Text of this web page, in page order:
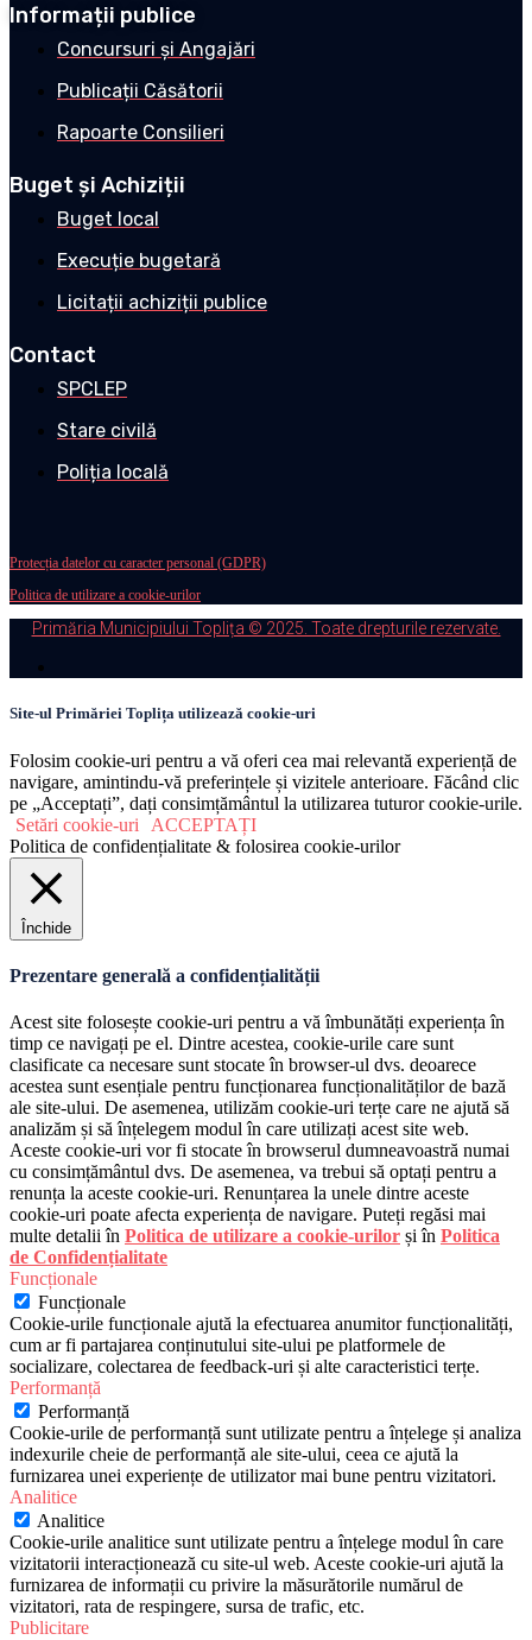
Informații publice
Concursuri și Angajări
Publicații Căsătorii
Rapoarte Consilieri
Buget și Achiziții
Buget local
Execuție bugetară
Licitații achiziții publice
Contact
SPCLEP
Stare civilă
Poliția locală
Protecția datelor cu caracter personal (GDPR)
Politica de utilizare a cookie-urilor
Primăria Municipiului Toplița © 2025. Toate drepturile rezervate.
Site-ul Primăriei Toplița utilizează cookie-uri
Folosim cookie-uri pentru a vă oferi cea mai relevantă experiență de
navigare, amintindu-vă preferințele și vizitele anterioare. Făcând clic
pe „Acceptați”, dați consimțământul la utilizarea tuturor cookie-urile.
Setări cookie-uri
ACCEPTAȚI
Politica de confidențialitate & folosirea cookie-urilor
Închide
Prezentare generală a confidențialității
Acest site folosește cookie-uri pentru a vă îmbunătăți experiența în
timp ce navigați pe el. Dintre acestea, cookie-urile care sunt
clasificate ca necesare sunt stocate în browser-ul dvs. deoarece
acestea sunt esențiale pentru funcționarea funcționalităților de bază
ale site-ului. De asemenea, utilizăm cookie-uri terțe care ne ajută să
analizăm și să înțelegem modul în care utilizați acest site web.
Aceste cookie-uri vor fi stocate în browserul dumneavoastră numai
cu consimțământul dvs. De asemenea, va trebui să optați pentru a
renunța la aceste cookie-uri. Renunțarea la unele dintre aceste
cookie-uri poate afecta experiența de navigare. Puteți regăsi mai
multe detalii în Politica de utilizare a cookie-urilor și în Politica
de Confidențialitate
Funcționale
Funcționale
Cookie-urile funcționale ajută la efectuarea anumitor funcționalități,
cum ar fi partajarea conținutului site-ului pe platformele de
socializare, colectarea de feedback-uri și alte caracteristici terțe.
Performanță
Performanță
Cookie-urile de performanță sunt utilizate pentru a înțelege și analiza
indexurile cheie de performanță ale site-ului, ceea ce ajută la
furnizarea unei experiențe de utilizator mai bune pentru vizitatori.
Analitice
Analitice
Cookie-urile analitice sunt utilizate pentru a înțelege modul în care
vizitatorii interacționează cu site-ul web. Aceste cookie-uri ajută la
furnizarea de informații cu privire la măsurătorile numărul de
vizitatori, rata de respingere, sursa de trafic, etc.
Publicitare